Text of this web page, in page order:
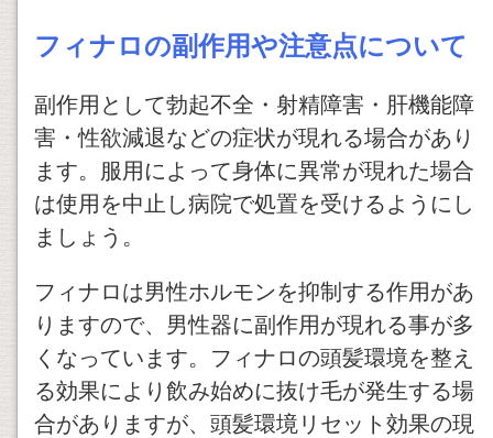
フィナロの副作用や注意点について
副作用として勃起不全・射精障害・肝機能障
害・性欲減退などの症状が現れる場合があり
ます。服用によって身体に異常が現れた場合
は使用を中止し病院で処置を受けるようにし
ましょう。
フィナロは男性ホルモンを抑制する作用があ
りますので、男性器に副作用が現れる事が多
くなっています。フィナロの頭髪環境を整え
る効果により飲み始めに抜け毛が発生する場
合がありますが、頭髪環境リセット効果の現